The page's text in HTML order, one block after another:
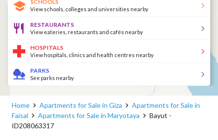
SCHOOLS
View schools, colleges and universities nearby
RESTAURANTS
View eateries, restaurants and cafés nearby
HOSPITALS
View hospitals, clinics and health centres nearby
PARKS
See parks nearby
Home Apartments for Sale in Giza
Apartments for Sale in
Faisal
Apartments for Sale in Maryotaya
Bayut -
ID208063317